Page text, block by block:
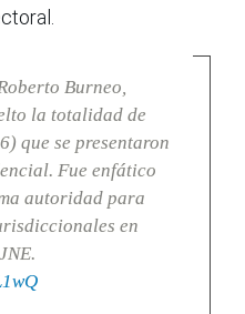
Burneo,
la totalidad de
que se presentaron
Fue enfático
autoridad para
en